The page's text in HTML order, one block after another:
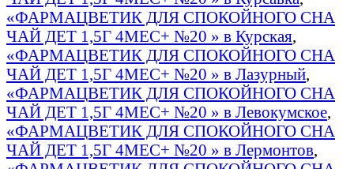
«ФАРМАЦВЕТИК ДЛЯ СПОКОЙНОГО СНА
ЧАЙ ДЕТ 1,5Г 4МЕС+ №20 » в Курская,
«ФАРМАЦВЕТИК ДЛЯ СПОКОЙНОГО СНА
ЧАЙ ДЕТ 1,5Г 4МЕС+ №20 » в Лазурный,
«ФАРМАЦВЕТИК ДЛЯ СПОКОЙНОГО СНА
ЧАЙ ДЕТ 1,5Г 4МЕС+ №20 » в Левокумское,
«ФАРМАЦВЕТИК ДЛЯ СПОКОЙНОГО СНА
ЧАЙ ДЕТ 1,5Г 4МЕС+ №20 » в Лермонтов,